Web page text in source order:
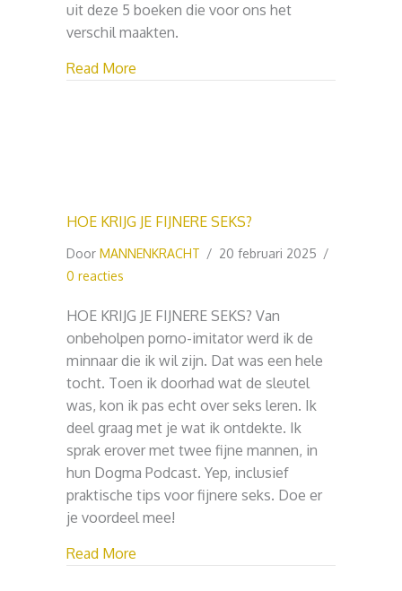
uit deze 5 boeken die voor ons het
verschil maakten.
Read More
HOE KRIJG JE FIJNERE SEKS?
Door MANNENKRACHT / 20 februari 2025 /
0 reacties
HOE KRIJG JE FIJNERE SEKS? Van
onbeholpen porno-imitator werd ik de
minnaar die ik wil zijn. Dat was een hele
tocht. Toen ik doorhad wat de sleutel
was, kon ik pas echt over seks leren. Ik
deel graag met je wat ik ontdekte. Ik
sprak erover met twee fijne mannen, in
hun Dogma Podcast. Yep, inclusief
praktische tips voor fijnere seks. Doe er
je voordeel mee!
Read More